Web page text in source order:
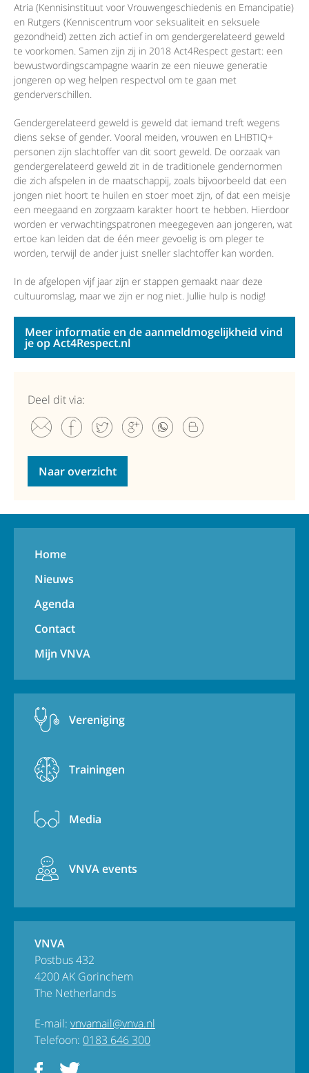
Atria (Kennisinstituut voor Vrouwengeschiedenis en Emancipatie)
en Rutgers (Kenniscentrum voor seksualiteit en seksuele
gezondheid) zetten zich actief in om gendergerelateerd geweld
te voorkomen. Samen zijn zij in 2018 Act4Respect gestart: een
bewustwordingscampagne waarin ze een nieuwe generatie
jongeren op weg helpen respectvol om te gaan met
genderverschillen.
Gendergerelateerd geweld is geweld dat iemand treft wegens
diens sekse of gender. Vooral meiden, vrouwen en LHBTIQ+
personen zijn slachtoffer van dit soort geweld. De oorzaak van
gendergerelateerd geweld zit in de traditionele gendernormen
die zich afspelen in de maatschappij, zoals bijvoorbeeld dat een
jongen niet hoort te huilen en stoer moet zijn, of dat een meisje
een meegaand en zorgzaam karakter hoort te hebben. Hierdoor
worden er verwachtingspatronen meegegeven aan jongeren, wat
ertoe kan leiden dat de één meer gevoelig is om pleger te
worden, terwijl de ander juist sneller slachtoffer kan worden.
In de afgelopen vijf jaar zijn er stappen gemaakt naar deze
cultuuromslag, maar we zijn er nog niet. Jullie hulp is nodig!
Meer informatie en de aanmeldmogelijkheid vind
je op Act4Respect.nl
Deel dit via:
Naar overzicht
Home
Nieuws
Agenda
Contact
Mijn VNVA
Vereniging
Trainingen
Media
VNVA events
VNVA
Postbus 432
4200 AK Gorinchem
The Netherlands
E-mail: vnvamail@vnva.nl
Telefoon: 0183 646 300